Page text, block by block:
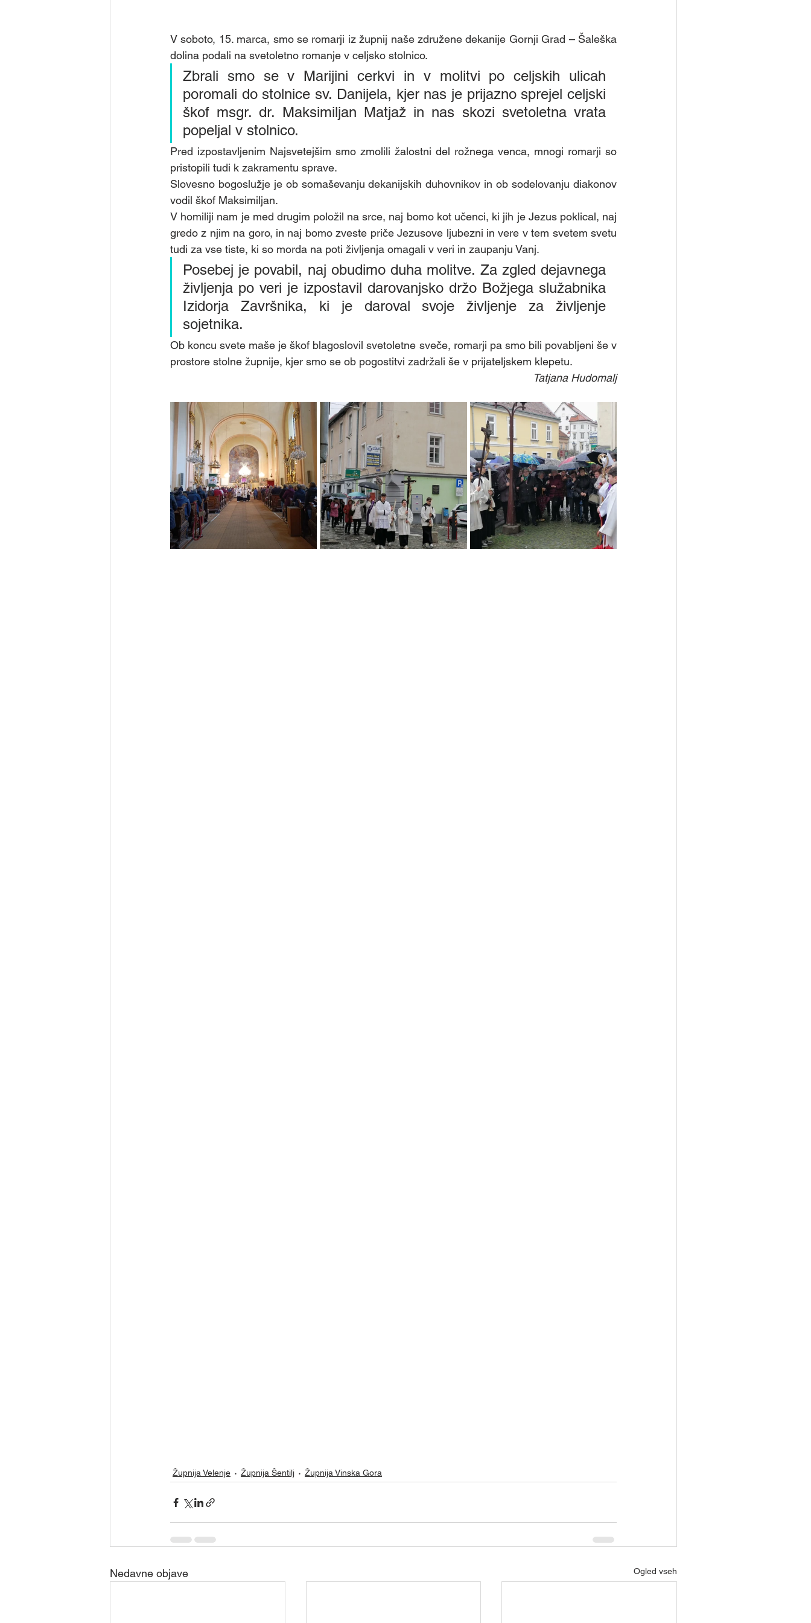
V soboto, 15. marca, smo se romarji iz župnij naše združene dekanije Gornji Grad – Šaleška
dolina podali na svetoletno romanje v celjsko stolnico.
Zbrali smo se v Marijini cerkvi in v molitvi po celjskih ulicah
poromali do stolnice sv. Danijela, kjer nas je prijazno sprejel celjski
škof msgr. dr. Maksimiljan Matjaž in nas skozi svetoletna vrata
popeljal v stolnico.
Pred izpostavljenim Najsvetejšim smo zmolili žalostni del rožnega venca, mnogi romarji so
pristopili tudi k zakramentu sprave.
Slovesno bogoslužje je ob somaševanju dekanijskih duhovnikov in ob sodelovanju diakonov
vodil škof Maksimiljan.
V homiliji nam je med drugim položil na srce, naj bomo kot učenci, ki jih je Jezus poklical, naj
gredo z njim na goro, in naj bomo zveste priče Jezusove ljubezni in vere v tem svetem svetu
tudi za vse tiste, ki so morda na poti življenja omagali v veri in zaupanju Vanj.
Posebej je povabil, naj obudimo duha molitve. Za zgled dejavnega
življenja po veri je izpostavil darovanjsko držo Božjega služabnika
Izidorja Završnika, ki je daroval svoje življenje za življenje
sojetnika.
Ob koncu svete maše je škof blagoslovil svetoletne sveče, romarji pa smo bili povabljeni še v
prostore stolne župnije, kjer smo se ob pogostitvi zadržali še v prijateljskem klepetu.
Tatjana Hudomalj
Župnija Velenje Župnija Šentilj Župnija Vinska Gora
Nedavne objave Ogled vseh